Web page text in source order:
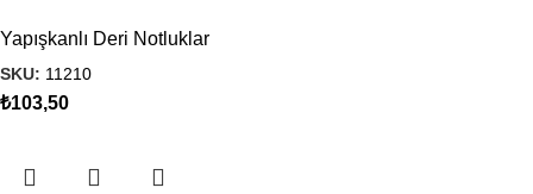
Yapışkanlı Deri Notluklar
SKU: 11210
₺103,50